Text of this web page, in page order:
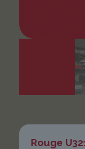
Rouge